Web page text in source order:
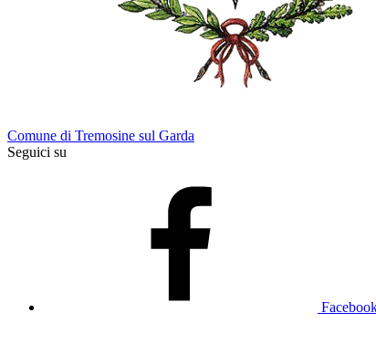
Comune di Tremosine sul Garda
Seguici su